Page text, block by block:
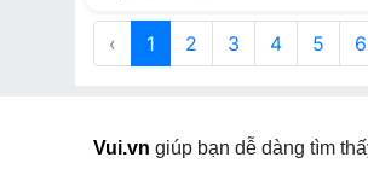
‹ 1 2 3 4 5 6
Vui.vn giúp bạn dễ dàng tìm